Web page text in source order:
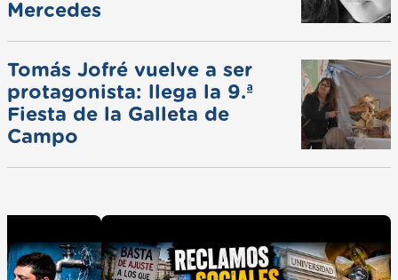
Mercedes
Tomás Jofré vuelve a ser
protagonista: llega la 9.ª
Fiesta de la Galleta de
Campo